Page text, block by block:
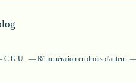
C.G.U. Rémunération en droits d'auteur